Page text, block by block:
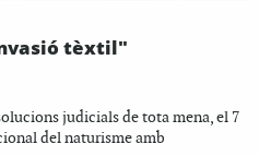
tèxtil"
judicials de tota mena, el 7
del naturisme amb